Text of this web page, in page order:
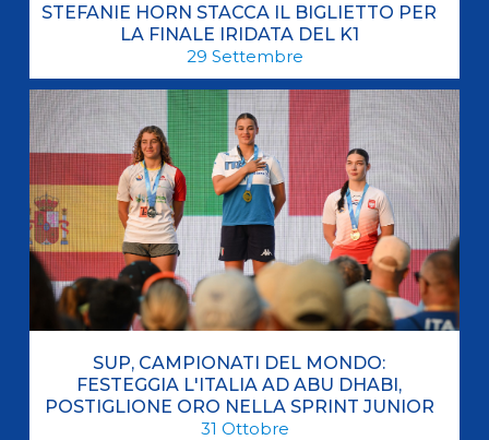
STEFANIE HORN STACCA IL BIGLIETTO PER
LA FINALE IRIDATA DEL K1
29 Settembre
SUP, CAMPIONATI DEL MONDO:
FESTEGGIA L'ITALIA AD ABU DHABI,
POSTIGLIONE ORO NELLA SPRINT JUNIOR
31 Ottobre